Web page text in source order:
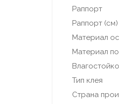
Раппорт
Раппорт (см)
Материал
Материал
Тип клея
Страна